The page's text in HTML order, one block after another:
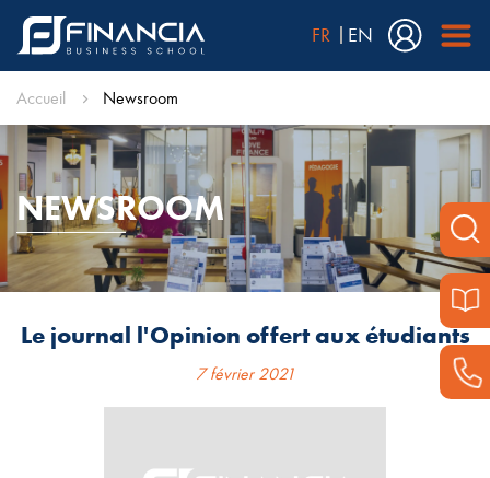
FR EN
Accueil Newsroom
NEWSROOM
Le journal l'Opinion offert aux étudiants
7 février 2021